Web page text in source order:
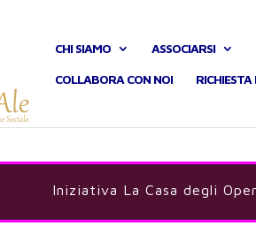
CHI SIAMO ASSOCIARSI
COLLABORA CON NOI
Iniziativa La Casa degli